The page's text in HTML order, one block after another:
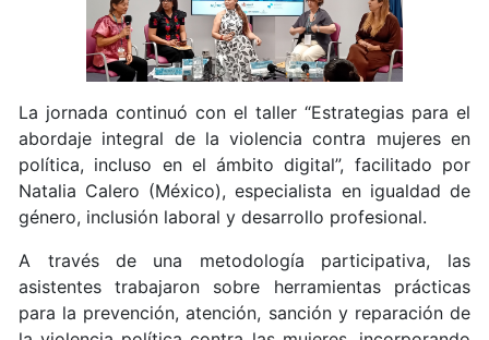
La jornada continuó con el taller “Estrategias para el
abordaje integral de la violencia contra mujeres en
política, incluso en el ámbito digital”, facilitado por
Natalia Calero (México), especialista en igualdad de
género, inclusión laboral y desarrollo profesional.
A través de una metodología participativa, las
asistentes trabajaron sobre herramientas prácticas
para la prevención, atención, sanción y reparación de